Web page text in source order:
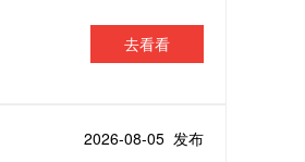
去看看
2026-08-05 发布